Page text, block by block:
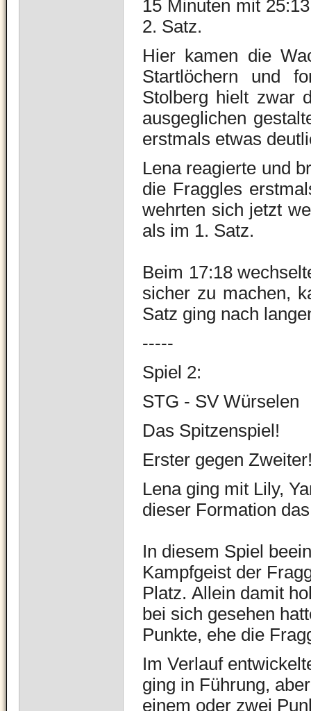
15 Minuten mit
2. Satz.
Hier kamen die
Startlöchern und
Stolberg hielt zwar
ausgeglichen
erstmals etwas
Lena reagierte und
die Fraggles
wehrten sich jetzt
als im 1. Satz.
Beim 17:18
sicher zu machen,
Satz ging nach
-----
Spiel 2:
STG - SV Würselen
Das Spitzenspiel!
Erster gegen
Lena ging mit Lily,
dieser Formation
In diesem Spiel
Kampfgeist der
Platz. Allein damit
bei sich gesehen
Punkte, ehe die
Im Verlauf
ging in Führung,
einem oder zwei